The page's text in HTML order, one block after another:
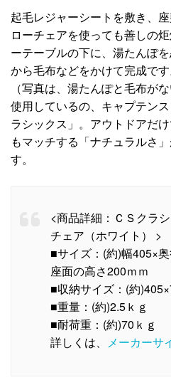
起毛レジャーシートを敷き、
ローチェアを使っても善しの
ーテーブルの下に、湯たんぽ
から毛布などをかけて完成です
（写真は、湯たんぽと毛布が
使用しているの、キャプテン
ラシックス」。アウトドアだ
もマッチする「ナチュラルさ
す。
<商品詳細：ＣＳクラ
チェア（ホワイト） >
■サイズ：(約)幅405×奥
座面の高さ200ｍｍ
■収納サイズ：(約
■重量：(約)2.5ｋｇ
■耐荷重：(約)70ｋｇ
詳しくは、
メーカーサ